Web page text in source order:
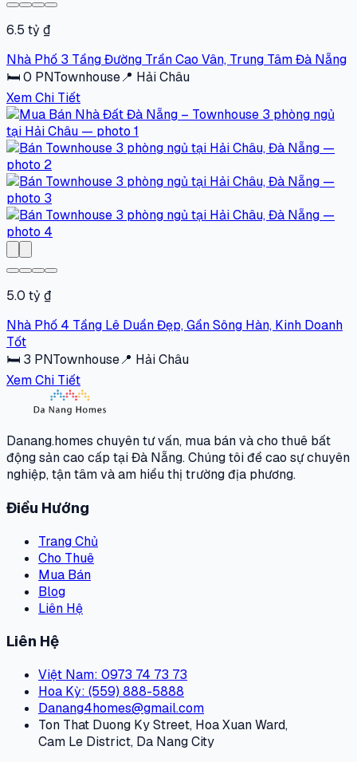
6.5 tỷ ₫
Nhà Phố 3 Tầng Đường Trần Cao Vân, Trung Tâm Đà Nẵng
🛏0 PNTownhouse📍 Hải Châu
Xem Chi Tiết
5.0 tỷ ₫
Nhà Phố 4 Tầng Lê Duẩn Đẹp, Gần Sông Hàn, Kinh Doanh
Tốt
🛏 3 PNTownhouse📍 Hải Châu
Xem Chi Tiết
Danang.homes chuyên tư vấn, mua bán và cho thuê bất
động sản cao cấp tại Đà Nẵng. Chúng tôi đề cao sự chuyên
nghiệp, tận tâm và am hiểu thị trường địa phương.
Điều Hướng
Trang Chủ
Cho Thuê
Mua Bán
Blog
Liên Hệ
Liên Hệ
Việt Nam: 0973 74 73 73
Hoa Kỳ: (559) 888-5888
Danang4homes@gmail.com
Ton That Duong Ky Street, Hoa Xuan Ward,
Cam Le District, Da Nang City